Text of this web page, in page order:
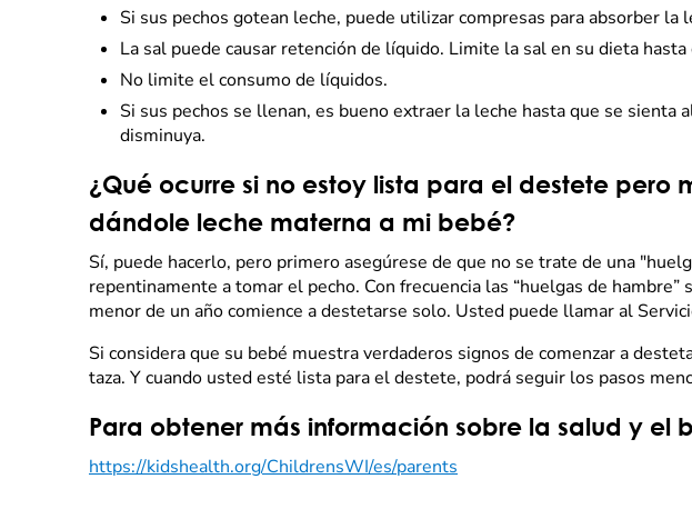
Si sus pechos gotean leche, puede utilizar compresas para absorber la
La sal puede causar retención de líquido. Limite la sal en su dieta
No limite el consumo de líquidos.
Si sus pechos se llenan, es bueno extraer la leche hasta que se
disminuya.
¿Qué ocurre si no estoy lista para el destete
dándole leche materna a mi bebé?
Sí, puede hacerlo, pero primero asegúrese de que no se trate de una
repentinamente a tomar el pecho. Con frecuencia las “huelgas de
menor de un año comience a destetarse solo. Usted puede llamar al
Si considera que su bebé muestra verdaderos signos de comenzar a
taza. Y cuando usted esté lista para el destete, podrá seguir los pasos
Para obtener más información sobre la salud y el
https://kidshealth.org/ChildrensWI/es/parents